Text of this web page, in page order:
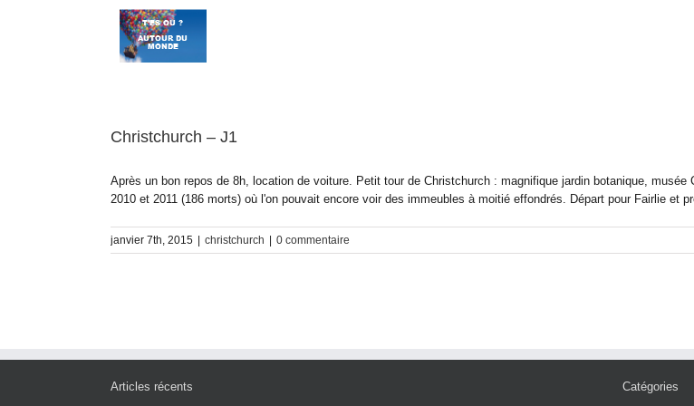
Christchurch – J1
Après un bon repos de 8h, location de voiture. Petit tour de Christchurch : magnifique jardin botanique,
2010 et 2011 (186 morts) où l'on pouvait encore voir des immeubles à moitié effondrés. Départ pour Fairlie et
janvier 7th, 2015 christchurch 0 commentaire
Articles récents Catégories